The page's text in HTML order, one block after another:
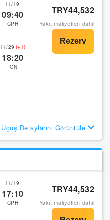
11/19
09:40
CPH
11/29 (+1)
18:20
ICN
TRY44,532
Yakıt maliyetleri dahil
Uçuş Detaylarını Görüntüle
11/19
17:10
CPH
TRY44,532
Yakıt maliyetleri dahil